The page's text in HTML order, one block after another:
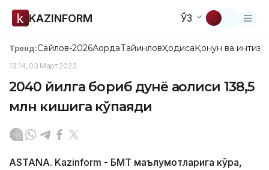
KAZINFORM ЎЗ
Тренд:Сайлов-2026АқордаТайинловҲодисаҚонун ва
13:14, 03 Март 2023
2040 йилга бориб дунё аҳолиси 138,5
млн кишига кўпаяди
ASTANA. Kazinform - БМТ маълумотларига кўра,